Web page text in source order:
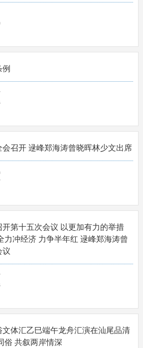
例
召开 逯峰郑海涛曾晓晖林少文出席
第十五次会议 以更加有力的举措
力冲经济 力争半年红 逯峰郑海涛曾
议
体汇乙巳端午龙舟汇演在汕尾品清
俗 共叙两岸情深